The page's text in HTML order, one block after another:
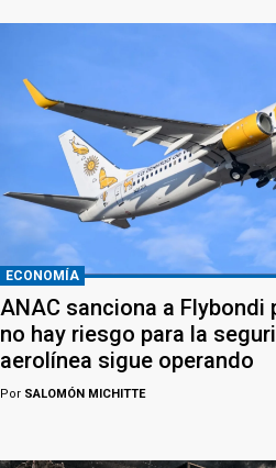
ECONOMÍA
ANAC sanciona a Flybondi
no hay riesgo para la
aerolínea sigue operando
Por SALOMÓN MICHITTE